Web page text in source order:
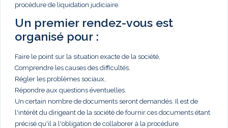
procédure de liquidation judiciaire.
Un premier rendez-vous est
organisé pour :
Faire le point sur la situation exacte de la société,
Comprendre les causes des difficultés,
Régler les problèmes sociaux,
Répondre aux questions éventuelles.
Un certain nombre de documents seront demandés. Il est de
l'intérêt du dirigeant de la société de fournir ces documents étant
précisé qu'il a l'obligation de collaborer à la procédure.